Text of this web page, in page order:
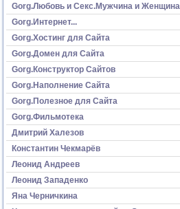
Gorg.Любовь и Секс.Мужчина и Женщина
Gorg.Интернет...
Gorg.Хостинг для Сайта
Gorg.Домен для Сайта
Gorg.Конструктор Сайтов
Gorg.Наполнение Сайта
Gorg.Полезное для Сайта
Gorg.Фильмотека
Дмитрий Халезов
Константин Чекмарёв
Леонид Андреев
Леонид Западенко
Яна Черничкина